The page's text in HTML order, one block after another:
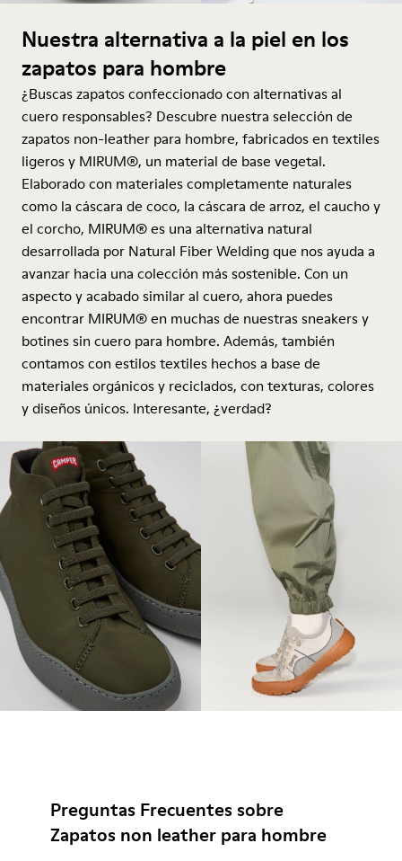
Nuestra alternativa a la piel en los
zapatos para hombre
¿Buscas zapatos confeccionado con alternativas al
cuero responsables? Descubre nuestra selección de
zapatos non-leather para hombre, fabricados en textiles
ligeros y MIRUM®, un material de base vegetal.
Elaborado con materiales completamente naturales
como la cáscara de coco, la cáscara de arroz, el caucho y
el corcho, MIRUM® es una alternativa natural
desarrollada por Natural Fiber Welding que nos ayuda a
avanzar hacia una colección más sostenible. Con un
aspecto y acabado similar al cuero, ahora puedes
encontrar MIRUM® en muchas de nuestras sneakers y
botines sin cuero para hombre. Además, también
contamos con estilos textiles hechos a base de
materiales orgánicos y reciclados, con texturas, colores
y diseños únicos. Interesante, ¿verdad?
Preguntas Frecuentes sobre
Zapatos non leather para hombre